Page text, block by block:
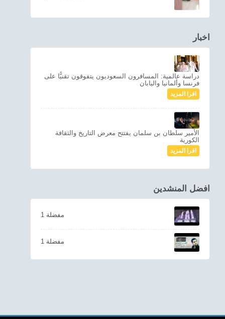
اخبار
دراسة عالمية: المسافرون السعوديون يتفوقون تقنيًّا على
فرنسا وألمانيا واليابان
اقرا المزيد
الأمير سلطان بن سلمان يفتتح معرض التاريخ والثقافة
الكورية
اقرا المزيد
افضل المنشدين
1 مفضلة
1 مفضلة